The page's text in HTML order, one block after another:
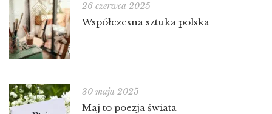
26 czerwca 2025
Współczesna sztuka polska
30 maja 2025
Maj to poezja świata